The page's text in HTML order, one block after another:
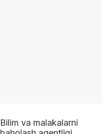
Bilim va malakalarni